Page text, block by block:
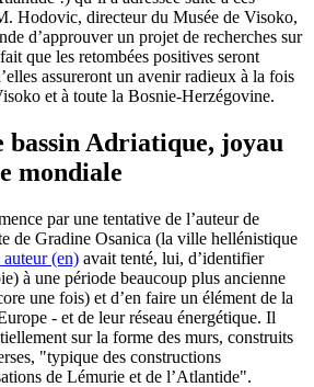
Hodovic, directeur du Musée de Visoko,
d’approuver un projet de recherches sur
que les retombées positives seront
assureront un avenir radieux à la fois
et à toute la Bosnie-Herzégovine.
bassin Adriatique, joyau
mondiale
par une tentative de l’auteur de
de Gradine Osanica (la ville hellénistique
auteur (en) avait tenté, lui, d’identifier
à une période beaucoup plus ancienne
une fois) et d’en faire un élément de la
- et de leur réseau énergétique. Il
sur la forme des murs, construits
"typique des constructions
de Lémurie et de l’Atlantide".